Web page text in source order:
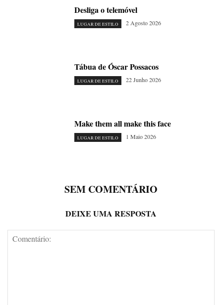
Desliga o telemóvel
LUGAR DE ESTILO 2 Agosto 2026
Tábua de Óscar Possacos
LUGAR DE ESTILO 22 Junho 2026
Make them all make this face
LUGAR DE ESTILO 1 Maio 2026
SEM COMENTÁRIO
DEIXE UMA RESPOSTA